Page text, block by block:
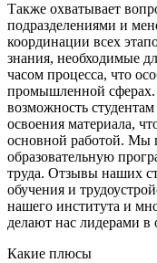
Также охватывает
подразделениями и
координации всех
знания, необходимые
часом процесса, что
промышленной сферах.
возможность
освоения материала,
основной работой. Мы
образовательную
труда. Отзывы наших
обучения и
нашего института и
делают нас лидерами в
Какие плюсы